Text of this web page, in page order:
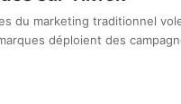
du marketing traditionnel
déploient des